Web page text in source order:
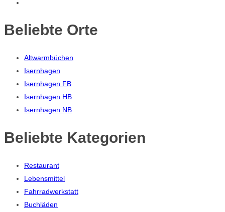
Beliebte Orte
Altwarmbüchen
Isernhagen
Isernhagen FB
Isernhagen HB
Isernhagen NB
Beliebte Kategorien
Restaurant
Lebensmittel
Fahrradwerkstatt
Buchläden